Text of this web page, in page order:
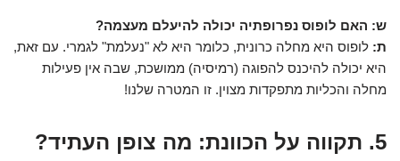
ש: האם לופוס נפרופתיה יכולה להיעלם מעצמה?
ת: לופוס היא מחלה כרונית, כלומר היא לא "נעלמת" לגמרי. עם זאת,
היא יכולה להיכנס להפוגה (רמיסיה) ממושכת, שבה אין פעילות
מחלה והכליות מתפקדות מצוין. זו המטרה שלנו!
5. תקווה על הכוונת: מה צופן העתיד?